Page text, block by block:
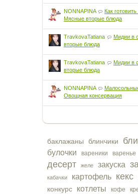
NONNAPINA Как
Мясные вторые блюда
TravkovaTatiana Мидии в
вторые блюда
TravkovaTatiana Мидии в
вторые блюда
NONNAPINA
Овощная консервация
баклажаны блинчики
булочки вареники варенье
десерт желе закуска
кабачки картофель кекс
конкурс котлеты кофе